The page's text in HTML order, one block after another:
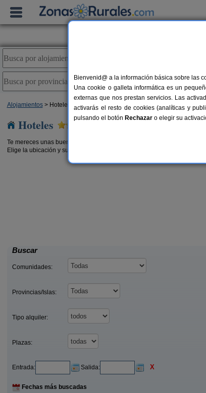
Alojamientos> Hoteles
Hoteles
Te mereces unas buenas vacaciones. Elije entre estos grandes
Elige la ubicación y sus servicios, y reserva el que más se ajusta a tus
Buscar
Comunidades:
Provincias/Islas:
Tipo alquiler:
Plazas:
Entrada: Salida: X
Fechas más buscadas
Bienvenid@ a la información básica sobre las
Una cookie o galleta informática es un
externas que nos prestan servicios. Las
activarás el resto de cookies (analíticas y
pulsando el botón Rechazar o elegir su